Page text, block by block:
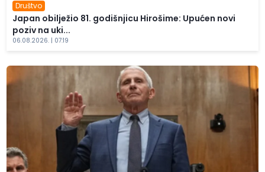
Društvo
Japan obilježio 81. godišnjicu Hirošime: Upućen novi
poziv na uki...
06.08.2026. | 07:19